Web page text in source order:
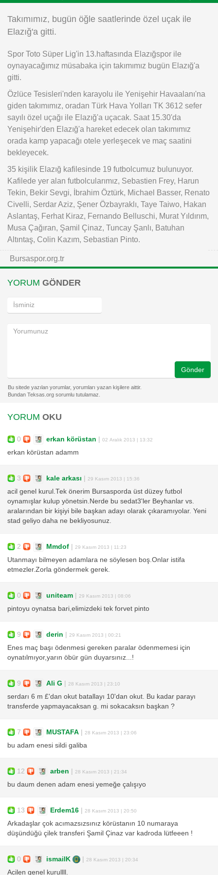
Instagram
iOS
Takımımız, bugün öğle saatlerinde özel uçak ile
Elazığ'a gitti.
Spor Toto Süper Lig'in 13.haftasında Elazığspor ile
oynayacağımız müsabaka için takımımız bugün Elazığ'a
gitti.
Özlüce Tesisleri'nden karayolu ile Yenişehir Havaalanı'na
giden takımımız, oradan Türk Hava Yolları TK 3612 sefer
sayılı özel uçağı ile Elazığ'a uçacak. Saat 15.30'da
Yenişehir'den Elazığ'a hareket edecek olan takımımız
orada kamp yapacağı otele yerleşecek ve maç saatini
bekleyecek.
35 kişilik Elazığ kafilesinde 19 futbolcumuz bulunuyor.
Kafilede yer alan futbolcularımız, Sebastien Frey, Harun
Tekin, Bekir Sevgi, İbrahim Öztürk, Michael Basser, Renato
Civelli, Serdar Aziz, Şener Özbayraklı, Taye Taiwo, Hakan
Aslantaş, Ferhat Kiraz, Fernando Belluschi, Murat Yıldırım,
Musa Çağıran, Şamil Çinaz, Tuncay Şanlı, Batuhan
Altıntaş, Colin Kazım, Sebastian Pinto.
Bursaspor.org.tr
YORUM GÖNDER
Gönder
YORUM OKU
0 erkan körüstan | 02 Aralık 2013 | 13:32
erkan körüstan adamm
3 kale arkası | 29 Kasım 2013 | 15:36
acil genel kurul.Tek önerim Bursasporda üst düzey futbol
oynamışlar kulup yönetsin.Nerde bu sedat3'ler Beyhanlar vs.
aralarından bir kişiyi bile başkan adayı olarak çıkaramıyolar. Yeni
stad geliyo daha ne bekliyosunuz.
2 Mmdof | 29 Kasım 2013 | 11:23
Utanmayı bilmeyen adamlara ne söylesen boş.Onlar istifa
etmezler.Zorla göndermek gerek.
0 uniteam | 29 Kasım 2013 | 08:06
pintoyu oynatsa bari,elimizdeki tek forvet pinto
9 derin | 29 Kasım 2013 | 00:21
Enes maç başı ödenmesi gereken paralar ödenmemesi için
oynatılmıyor,yarın öbür gün duyarsınız...!
9 Ali G | 28 Kasım 2013 | 23:10
serdarı 6 m £'dan okut batallayı 10'dan okut. Bu kadar parayı
transferde yapmayacaksan g. mi sokacaksın başkan ?
7 MUSTAFA | 28 Kasım 2013 | 23:06
bu adam enesi sildi galiba
12 arben | 28 Kasım 2013 | 21:34
bu daum denen adam enesi yemeğe çalışıyo
13 Erdem16 | 28 Kasım 2013 | 20:50
Arkadaşlar çok acımazsızsınız körüstanın 10 numaraya
düşündüğü çilek transferi Şamil Çinaz var kadroda lütfeeen !
0 ismailK | 28 Kasım 2013 | 20:34
Acilen genel kurullll.